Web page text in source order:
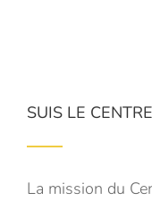
SUIS LE
La mission du